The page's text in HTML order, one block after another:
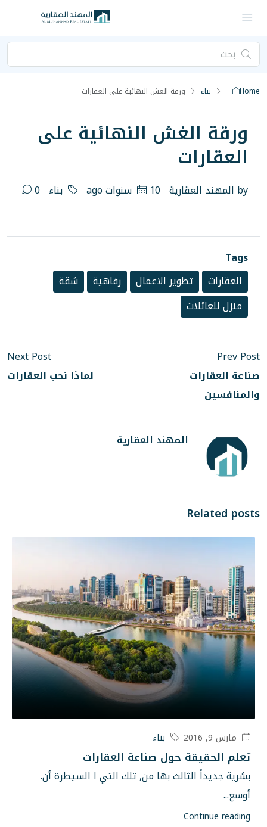
الغش النهائية على العقارات
النهائية على
10 سنوات ago بناء 0
الاعمال رفاهية شقة
العقارية
بناء
صناعة العقارات
بها من, تلك التي ا السيطرة أن.